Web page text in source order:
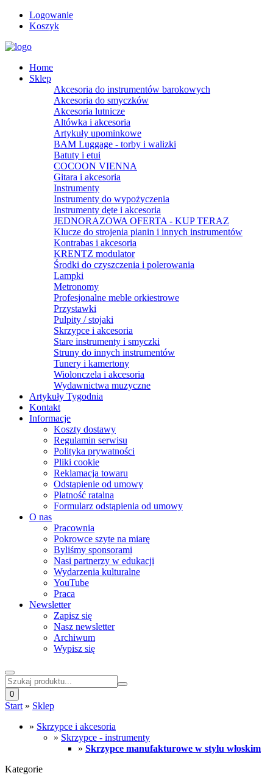
Logowanie
Koszyk
Home
Sklep
Akcesoria do instrumentów barokowych
Akcesoria do smyczków
Akcesoria lutnicze
Altówka i akcesoria
Artykuły upominkowe
BAM Luggage - torby i walizki
Batuty i etui
COCOON VIENNA
Gitara i akcesoria
Instrumenty
Instrumenty do wypożyczenia
Instrumenty dęte i akcesoria
JEDNORAZOWA OFERTA - KUP TERAZ
Klucze do strojenia pianin i innych instrumentów
Kontrabas i akcesoria
KRENTZ modulator
Środki do czyszczenia i polerowania
Lampki
Metronomy
Profesjonalne meble orkiestrowe
Przystawki
Pulpity / stojaki
Skrzypce i akcesoria
Stare instrumenty i smyczki
Struny do innych instrumentów
Tunery i kamertony
Wiolonczela i akcesoria
Wydawnictwa muzyczne
Artykuły Tygodnia
Kontakt
Informacje
Koszty dostawy
Regulamin serwisu
Polityka prywatności
Pliki cookie
Reklamacja towaru
Odstąpienie od umowy
Płatność ratalna
Formularz odstąpienia od umowy
O nas
Pracownia
Pokrowce szyte na miarę
Byliśmy sponsorami
Nasi partnerzy w edukacji
Wydarzenia kulturalne
YouTube
Praca
Newsletter
Zapisz się
Nasz newsletter
Archiwum
Wypisz się
0
Start » Sklep
» Skrzypce i akcesoria
» Skrzypce - instrumenty
» Skrzypce manufakturowe w stylu włoskim
Kategorie